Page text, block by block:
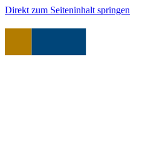
Direkt zum Seiteninhalt springen